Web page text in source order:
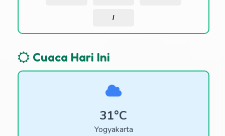
/
Cuaca Hari Ini
31°C
Yogyakarta